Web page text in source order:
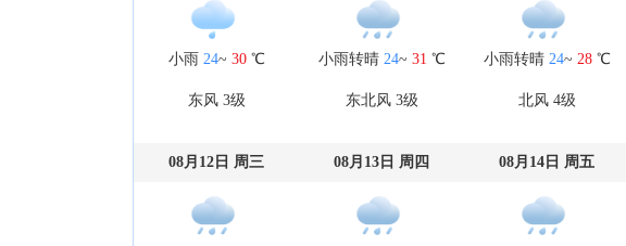
小雨 24~ 30℃
东风 3级
小雨转晴 24~ 31 ℃
东北风 3级
小雨转晴 24~ 28℃
北风 4级
08月12日 周三 08月13日 周四 08月14日 周五